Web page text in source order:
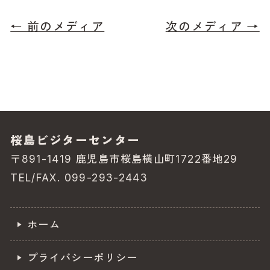
c
e
k
e
← 前のメディア 次のメディア →
桜島ビジターセンター
〒891-1419 鹿児島市桜島横山町1722番地29
TEL/FAX. 099-293-2443
ホーム
プライバシーポリシー